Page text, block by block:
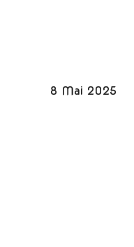
8 Mai 2025